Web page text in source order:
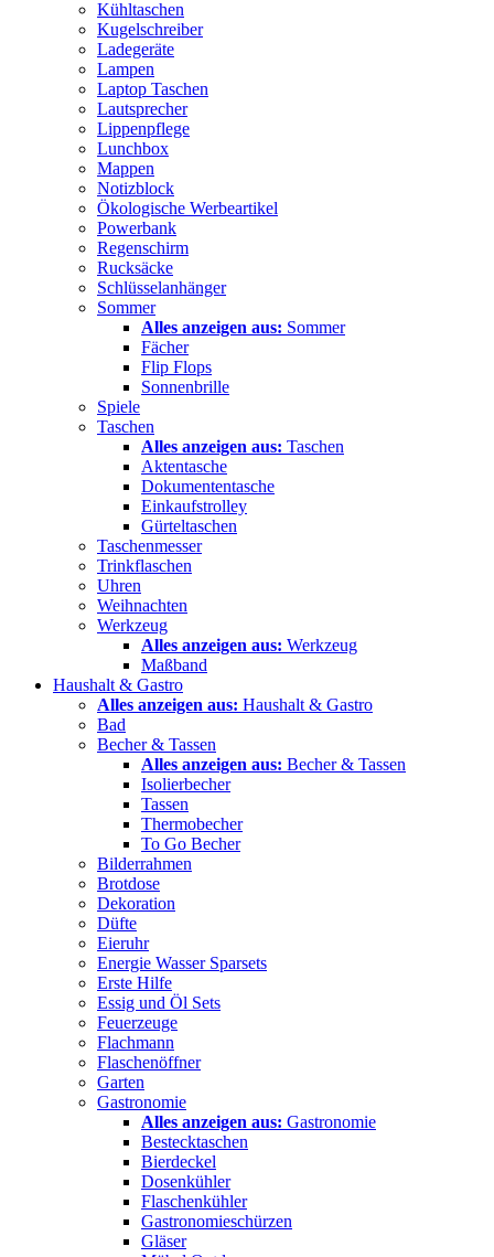
Kühltaschen
Kugelschreiber
Ladegeräte
Lampen
Laptop Taschen
Lautsprecher
Lippenpflege
Lunchbox
Mappen
Notizblock
Ökologische Werbeartikel
Powerbank
Regenschirm
Rucksäcke
Schlüsselanhänger
Sommer
Alles anzeigen aus: Sommer
Fächer
Flip Flops
Sonnenbrille
Spiele
Taschen
Alles anzeigen aus: Taschen
Aktentasche
Dokumententasche
Einkaufstrolley
Gürteltaschen
Taschenmesser
Trinkflaschen
Uhren
Weihnachten
Werkzeug
Alles anzeigen aus: Werkzeug
Maßband
Haushalt & Gastro
Alles anzeigen aus: Haushalt & Gastro
Bad
Becher & Tassen
Alles anzeigen aus: Becher & Tassen
Isolierbecher
Tassen
Thermobecher
To Go Becher
Bilderrahmen
Brotdose
Dekoration
Düfte
Eieruhr
Energie Wasser Sparsets
Erste Hilfe
Essig und Öl Sets
Feuerzeuge
Flachmann
Flaschenöffner
Garten
Gastronomie
Alles anzeigen aus: Gastronomie
Bestecktaschen
Bierdeckel
Dosenkühler
Flaschenkühler
Gastronomieschürzen
Gläser